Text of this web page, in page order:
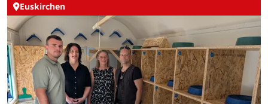
Euskirchen